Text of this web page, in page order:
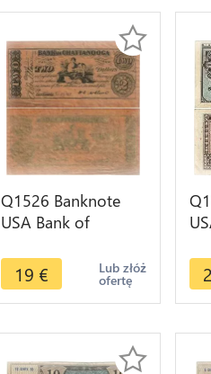
Q1526 Banknote
USA Bank of
Dollars 1863 AU ->
Make offer
19 € Lub złóż
ofertę